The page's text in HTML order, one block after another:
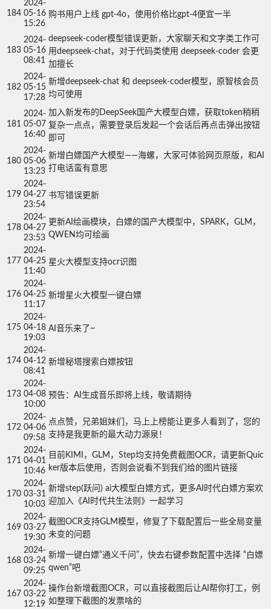
184
2024-
05-16
15:26
购书用户上线 gpt-4o，使用价格比gpt-4便宜一半
183
2024-
05-16
08:41
deepseek-coder模型错误更新，大家聊天和文字类工作可
用deepseek-chat，对于代码类使用 deepseek-coder 会更
加擅长
182
2024-
05-15
17:28
新增deepseek-chat 和 deepseek-coder模型，原智核会员
均可使用
181
2024-
05-07
16:40
加入新发布的DeepSeek国产大模型白嫖，获取token稍稍
复杂一点点，需要登录后发起一个会话后再点击弹出按钮
即可
180
2024-
05-06
13:23
新增白嫖国产大模型——海螺，大家可体验网页原版，和AI
打电话蛮有意思
179
2024-
04-27
23:54
书写错误更新
178
2024-
04-27
23:53
更新AI绘画模块，白嫖的国产大模型中，SPARK，GLM，
QWEN均可绘画
177
2024-
04-25
11:40
星火大模型支持ocr识图
176
2024-
04-25
11:17
新增星火大模型一键白嫖
175
2024-
04-18
19:03
AI音乐来了~
174
2024-
04-12
08:41
新增秘塔搜索白嫖按钮
173
2024-
04-08
10:00
预告：AI生成音乐即将上线，敬请期待
172
2024-
04-06
09:58
点点赞，兄弟姐妹们，马上上榜能让更多人看到了，您的
支持是我更新的最大动力源泉！
171
2024-
04-01
10:46
目前KIMI，GLM，Step均支持免费截图OCR，请更新Quic
ker版本后使用，否则会说看不到我们给的图片链接
170
2024-
03-31
10:03
新增step(跃问) ai大模型白嫖方式，更多AI时代白嫖方案欢
迎加入《AI时代共生法则》一起学习
169
2024-
03-27
19:30
截图OCR支持GLM模型，修复了下载配置后一些全局变量
未变的问题
168
2024-
03-24
09:25
新增一键白嫖“通义千问”，快去右键参数配置中选择 “白嫖
qwen”吧
167
2024-
03-22
12:19
操作台新增截图OCR，可以直接截图后让AI帮你打工，例
如整理下截图的发票啥的